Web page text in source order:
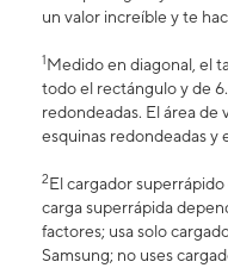
un valor increíble y te
1Medido en diagonal, el
todo el rectángulo y de
redondeadas. El área de
esquinas redondeadas y
2El cargador
carga superrápida
factores; usa solo
Samsung; no uses